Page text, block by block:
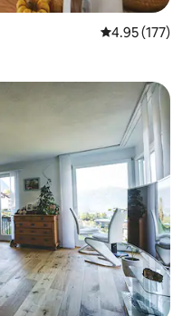
평점 4.95점(5
4.95 (177)